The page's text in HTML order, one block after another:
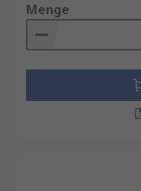
Menge